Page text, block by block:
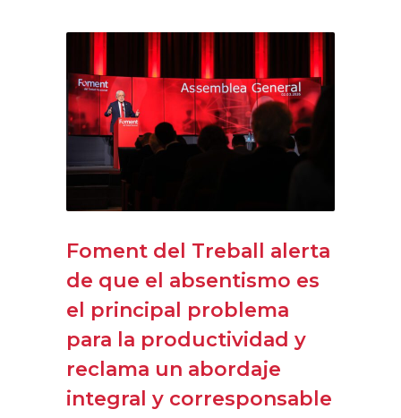
Foment del Treball alerta
de que el absentismo es
el principal problema
para la productividad y
reclama un abordaje
integral y corresponsable